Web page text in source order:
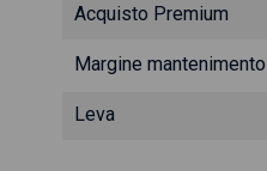
Acquisto Premium
Margine mantenimento
Leva